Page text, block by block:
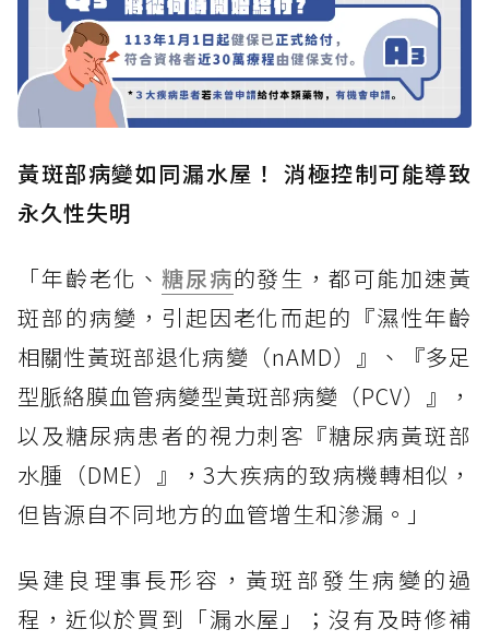
黃斑部病變如同漏水屋！ 消極控制可能導致
永久性失明
「年齡老化、 糖尿病的發生，都可能加速黃
斑部的病變，引起因老化而起的『濕性年齡
相關性黃斑部退化病變（nAMD）』、『多足
型脈絡膜血管病變型黃斑部病變（PCV）』，
以及糖尿病患者的視力刺客『糖尿病黃斑部
水腫（DME）』，3大疾病的致病機轉相似，
但皆源自不同地方的血管增生和滲漏。」
吳建良理事長形容，黃斑部發生病變的過
程，近似於買到「漏水屋」；沒有及時修補